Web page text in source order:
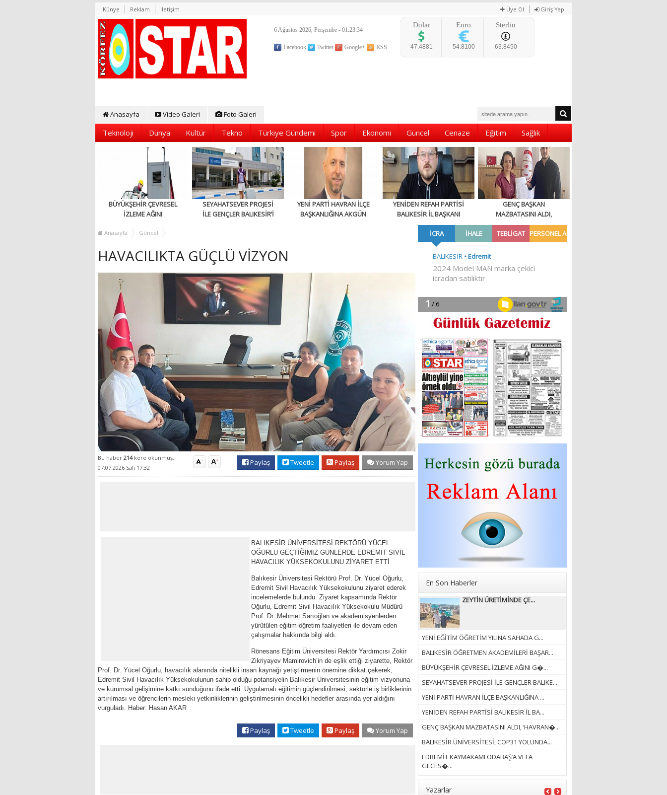
Üye Ol Giriş Yap
Künye Reklam İletişim
6 Ağustos 2026, Perşembe - 01:23:35
Facebook Twitter Google+ RSS
Dolar
47.4881
Euro
54.8100
Sterlin
63.8450
Anasayfa Video Galeri Foto Galeri
Teknoloji Dünya Kültür Tekno Türkiye Gündemi Spor Ekonomi Güncel Cenaze Eğitim Sağlık
BÜYÜKŞEHİR ÇEVRESEL
İZLEME AĞINI
SEYAHATSEVER PROJESİ
İLE GENÇLER BALIKESİR’İ
YENİ PARTİ HAVRAN İLÇE
BAŞKANLIĞINA AKGÜN
YENİDEN REFAH PARTİSİ
BALIKESİR İL BAŞKANI
BAYRAK’TAN BASIN
AÇIKLAMASI
GENÇ BAŞKAN
MAZBATASINI ALDI,
‘HAVRAN’IMIZA HİZMET
ETMEK İSTİYORUZ’
En Son Haberler
ZEYTİN ÜRETİMİNDE ÇE...
YENİ EĞİTİM ÖĞRETİM YILINA SAHADA G...
BALIKESİR ÖĞRETMEN AKADEMİLERİ BAŞAR...
BÜYÜKŞEHİR ÇEVRESEL İZLEME AĞINI G�...
SEYAHATSEVER PROJESİ İLE GENÇLER BALIKE...
YENİ PARTİ HAVRAN İLÇE BAŞKANLIĞINA ...
YENİDEN REFAH PARTİSİ BALIKESİR İL BA...
GENÇ BAŞKAN MAZBATASINI ALDI, ‘HAVRAN�...
BALIKESİR ÜNİVERSİTESİ, COP31 YOLUNDA...
EDREMİT KAYMAKAMI ODABAŞ’A VEFA
GECES�...
Yazarlar
Sibel Atam
“18 Mart Çanakkale
Anlıyoruz?
18/03/2024
Aleyna Gürsoy
“GELİŞ VE GİDİŞLERİN
ARASINDA...”
07/04/2026
Fatma Zehra Köseley
MUSTAFA KEMALİN
“BEDEN VE RUH
BÜTÜNLÜĞÜ...”
18/03/2023
İlknur Solmaz Çoban
“DOĞANIN GÜLEÇ
YAĞMURLARINI
ÖZLERKEN…”
Fatma Aker
“Ne çok şey oldu
unutulmaması gereken”
Anasayfa Güncel
HAVACILIKTA GÜÇLÜ VİZYON
Bu haber 214 kere okunmuş.
07.07.2026 Salı 17:32
Paylaş Tweetle Paylaş Yorum Yap
BALIKESİR ÜNİVERSİTESİ REKTÖRÜ YÜCEL
OĞURLU GEÇTİĞİMİZ GÜNLERDE EDREMİT SİVİL
HAVACILIK YÜKSEKOKULUNU ZİYARET ETTİ
Balıkesir Üniversitesi Rektörü Prof. Dr. Yücel Oğurlu,
Edremit Sivil Havacılık Yüksekokulunu ziyaret ederek
incelemelerde bulundu. Ziyaret kapsamında Rektör
Oğurlu, Edremit Sivil Havacılık Yüksekokulu Müdürü
Prof. Dr. Mehmet Sarıoğlan ve akademisyenlerden
yürütülen eğitim-öğretim faaliyetleri ile devam eden
çalışmalar hakkında bilgi aldı.
Rönesans Eğitim Üniversitesi Rektör Yardımcısı Zokir
Zikriyayev Mamirovich’in de eşlik ettiği ziyarette, Rektör
Prof. Dr. Yücel Oğurlu, havacılık alanında nitelikli insan kaynağı yetiştirmenin önemine dikkat çekerek,
Edremit Sivil Havacılık Yüksekokulunun sahip olduğu potansiyelin Balıkesir Üniversitesinin eğitim vizyonuna
ve kurumsal gelişimine katkı sunduğunu ifade etti. Uygulamalı eğitimin güçlendirilmesi, sektörle iş birliklerinin
artırılması ve öğrencilerin mesleki yetkinliklerinin geliştirilmesinin öncelikli hedefler arasında yer aldığını
vurguladı. Haber: Hasan AKAR
Paylaş Tweetle Paylaş Yorum Yap